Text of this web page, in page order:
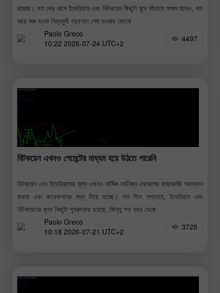
রয়েছে। গত দেড় মাসে ইথেরিয়াম এবং বিটকয়েন কিছুটা ঘুরে দাঁড়াতে সক্ষম হলেও, গত
বছর শুরু হওয়া নিম্নমুখী প্রবণতা শেষ হওয়ার কোনো
Paolo Greco
10:22 2026-07-24 UTC+2
4497
বিটকয়েন এখনও পেমেন্টের মাধ্যম হয়ে উঠতে পারেনি
বিটকয়েন এবং ইথেরিয়ামের মূল্য এখনও বার্ষিক সর্বনিম্ন লেভেলের কাছাকাছি অবস্থান
করছে এবং কারেকশনের মধ্য দিয়ে যাচ্ছে। গত তিন সপ্তাহে, ইথেরিয়াম এবং
বিটকয়েনের মূল্য কিছুটা পুনরুদ্ধার হয়েছে, কিন্তু গত বছর থেকে
Paolo Greco
10:18 2026-07-21 UTC+2
3725